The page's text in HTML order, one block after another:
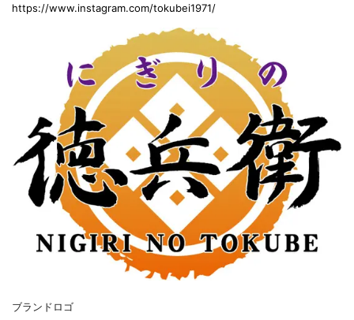
https://www.instagram.com/tokubei1971/
ブランドロゴ